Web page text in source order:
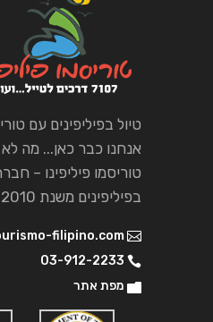
טיול בפיליפינים עם
אנחנו כבר כאן... מה
טוריסמו פיליפינו –
בפיליפינים משנת 2010, בבעלות ישראלית.
filipino.com
03-912-2233
מפת אתר